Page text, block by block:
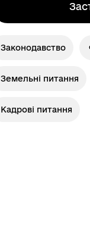
Законодавство
Земельні питання
Кадрові питання